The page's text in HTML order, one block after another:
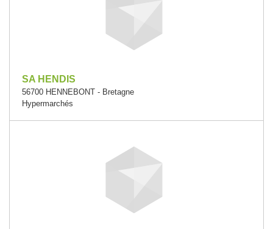
SA HENDIS
56700 HENNEBONT - Bretagne
Hypermarchés